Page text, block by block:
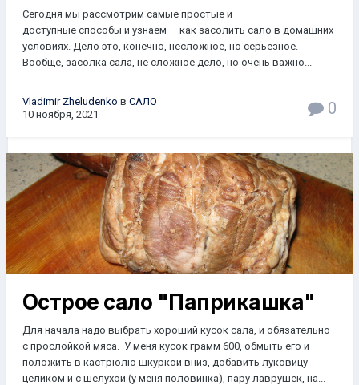
Сегодня мы рассмотрим самые простые и
доступные способы и узнаем — как засолить сало в домашних
условиях. Дело это, конечно, несложное, но серьезное.
Вообще, засолка сала, не сложное дело, но очень важно...
Vladimir Zheludenko в САЛО
10 ноября, 2021
0
Острое сало "Паприкашка"
Для начала надо выбрать хороший кусок сала, и обязательно
с прослойкой мяса. У меня кусок грамм 600, обмыть его и
положить в кастрюлю шкуркой вниз, добавить луковицу
целиком и с шелухой (у меня половинка), пару лаврушек, на...